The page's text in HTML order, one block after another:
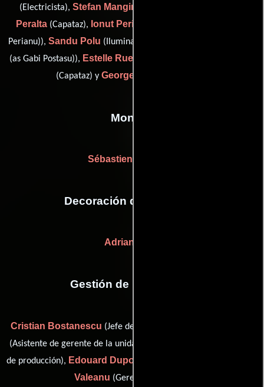
(Electricista), Stefan Mangir
Peralta(Capataz), Ionut Perianu
Perianu)), Sandu Polu (Iluminador),
(as Gabi Postasu)), Estelle Ruet
(Capataz) y George Stan
Montaje
Sébastien Prangère
Decoración de escenario
Adrian Popa
Gestión de producción
Cristian Bostanescu (Jefe de producción),
(Asistente de gerente de la unidad),
de producción), Edouard Dupont
Valeanu (Gerente de unidad)